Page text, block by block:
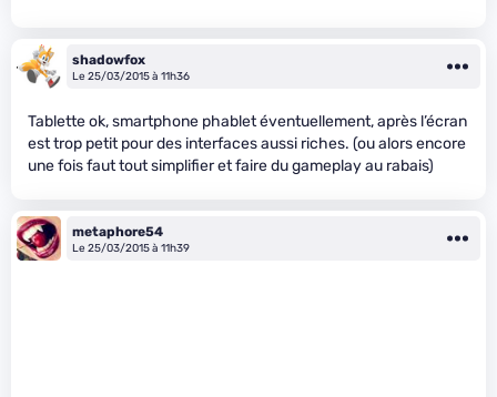
shadowfox
Le 25/03/2015 à 11h36
Tablette ok, smartphone phablet éventuellement, après l’écran
est trop petit pour des interfaces aussi riches. (ou alors encore
une fois faut tout simplifier et faire du gameplay au rabais)
metaphore54
Le 25/03/2015 à 11h39